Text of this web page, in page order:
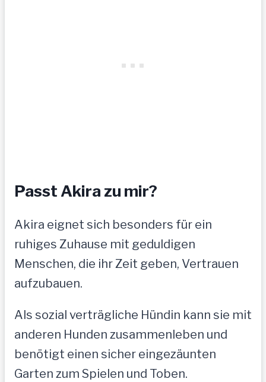
Passt Akira zu mir?
Akira eignet sich besonders für ein
ruhiges Zuhause mit geduldigen
Menschen, die ihr Zeit geben, Vertrauen
aufzubauen.
Als sozial verträgliche Hündin kann sie mit
anderen Hunden zusammenleben und
benötigt einen sicher eingezäunten
Garten zum Spielen und Toben.